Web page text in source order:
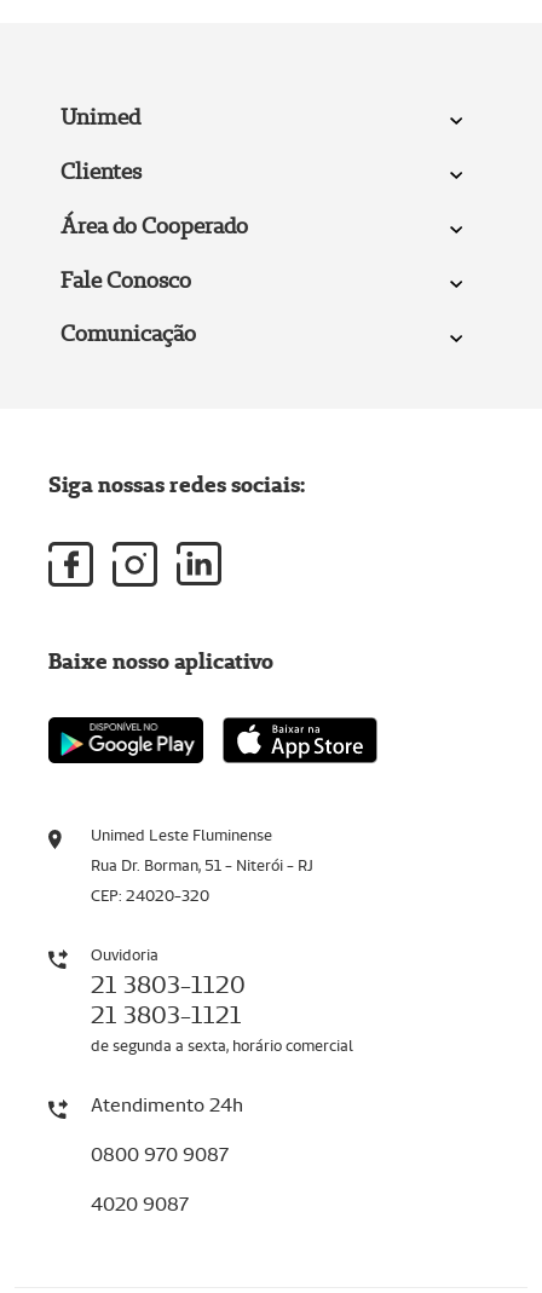
Unimed
Clientes
Área do Cooperado
Fale Conosco
Comunicação
Unimed Leste Fluminense
Rua Dr. Borman, 51 - Niterói - RJ
CEP: 24020-320
Ouvidoria
21 3803-1120
21 3803-1121
de segunda a sexta, horário comercial
Atendimento 24h
0800 970 9087
4020 9087
Siga nossas redes sociais:
Baixe nosso aplicativo